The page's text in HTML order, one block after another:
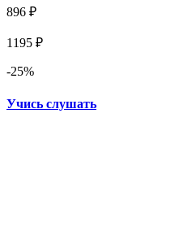
896 ₽
1195 ₽
-25%
Учись слушать